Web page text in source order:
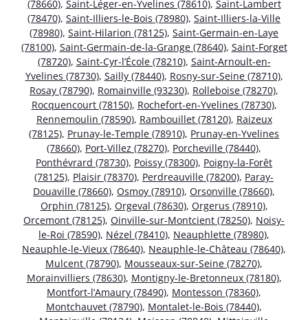
(78660), Saint-Léger-en-Yvelines (78610), Saint-Lambert
(78470), Saint-Illiers-le-Bois (78980), Saint-Illiers-la-Ville
(78980), Saint-Hilarion (78125), Saint-Germain-en-Laye
(78100), Saint-Germain-de-la-Grange (78640), Saint-Forget
(78720), Saint-Cyr-l’École (78210), Saint-Arnoult-en-
Yvelines (78730), Sailly (78440), Rosny-sur-Seine (78710),
Rosay (78790), Romainville (93230), Rolleboise (78270),
Rocquencourt (78150), Rochefort-en-Yvelines (78730),
Rennemoulin (78590), Rambouillet (78120), Raizeux
(78125), Prunay-le-Temple (78910), Prunay-en-Yvelines
(78660), Port-Villez (78270), Porcheville (78440),
Ponthévrard (78730), Poissy (78300), Poigny-la-Forêt
(78125), Plaisir (78370), Perdreauville (78200), Paray-
Douaville (78660), Osmoy (78910), Orsonville (78660),
Orphin (78125), Orgeval (78630), Orgerus (78910),
Orcemont (78125), Oinville-sur-Montcient (78250), Noisy-
le-Roi (78590), Nézel (78410), Neauphlette (78980),
Neauphle-le-Vieux (78640), Neauphle-le-Château (78640),
Mulcent (78790), Mousseaux-sur-Seine (78270),
Morainvilliers (78630), Montigny-le-Bretonneux (78180),
Montfort-l’Amaury (78490), Montesson (78360),
Montchauvet (78790), Montalet-le-Bois (78440),